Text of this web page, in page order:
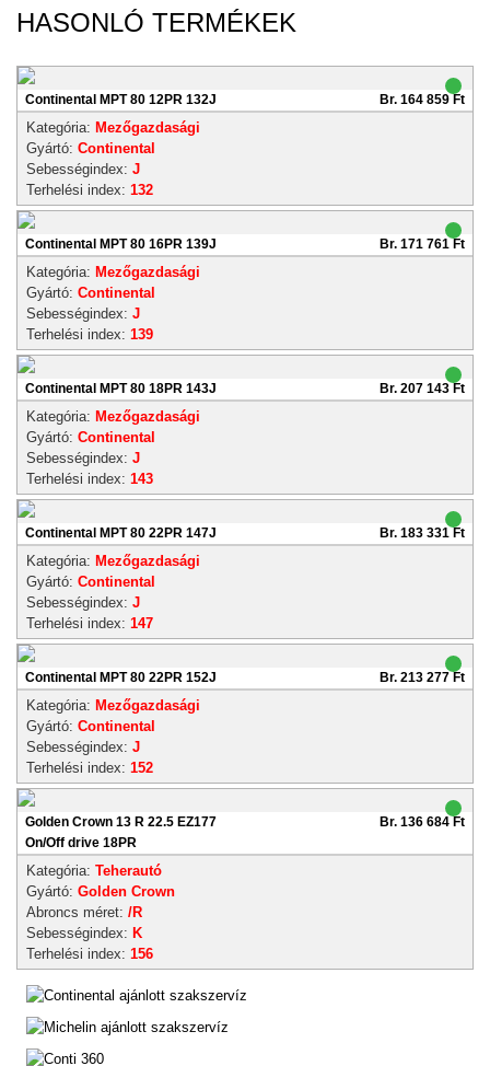
HASONLÓ TERMÉKEK
Continental MPT 80 12PR 132J Br. 164 859 Ft
Kategória: Mezőgazdasági
Gyártó: Continental
Sebességindex: J
Terhelési index: 132
Continental MPT 80 16PR 139J Br. 171 761 Ft
Kategória: Mezőgazdasági
Gyártó: Continental
Sebességindex: J
Terhelési index: 139
Continental MPT 80 18PR 143J Br. 207 143 Ft
Kategória: Mezőgazdasági
Gyártó: Continental
Sebességindex: J
Terhelési index: 143
Continental MPT 80 22PR 147J Br. 183 331 Ft
Kategória: Mezőgazdasági
Gyártó: Continental
Sebességindex: J
Terhelési index: 147
Continental MPT 80 22PR 152J Br. 213 277 Ft
Kategória: Mezőgazdasági
Gyártó: Continental
Sebességindex: J
Terhelési index: 152
Golden Crown 13 R 22.5 EZ177
On/Off drive 18PR
Br. 136 684 Ft
Kategória: Teherautó
Gyártó: Golden Crown
Abroncs méret: /R
Sebességindex: K
Terhelési index: 156